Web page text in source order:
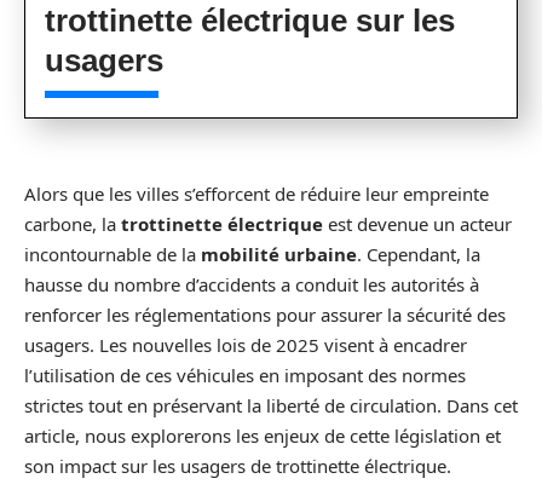
trottinette électrique sur les
usagers
Alors que les villes s’efforcent de réduire leur empreinte
carbone, la trottinette électrique est devenue un acteur
incontournable de la mobilité urbaine. Cependant, la
hausse du nombre d’accidents a conduit les autorités à
renforcer les réglementations pour assurer la sécurité des
usagers. Les nouvelles lois de 2025 visent à encadrer
l’utilisation de ces véhicules en imposant des normes
strictes tout en préservant la liberté de circulation. Dans cet
article, nous explorerons les enjeux de cette législation et
son impact sur les usagers de trottinette électrique.